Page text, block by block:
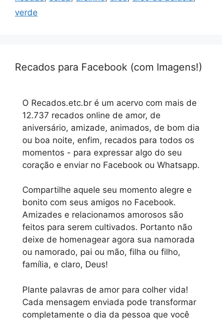
verde
Recados para Facebook (com Imagens!)
O Recados.etc.br é um acervo com mais de
12.737 recados online de amor, de
aniversário, amizade, animados, de bom dia
ou boa noite, enfim, recados para todos os
momentos - para expressar algo do seu
coração e enviar no Facebook ou Whatsapp.
Compartilhe aquele seu momento alegre e
bonito com seus amigos no Facebook.
Amizades e relacionamos amorosos são
feitos para serem cultivados. Portanto não
deixe de homenagear agora sua namorada
ou namorado, pai ou mão, filha ou filho,
família, e claro, Deus!
Plante palavras de amor para colher vida!
Cada mensagem enviada pode transformar
completamente o dia da pessoa que você